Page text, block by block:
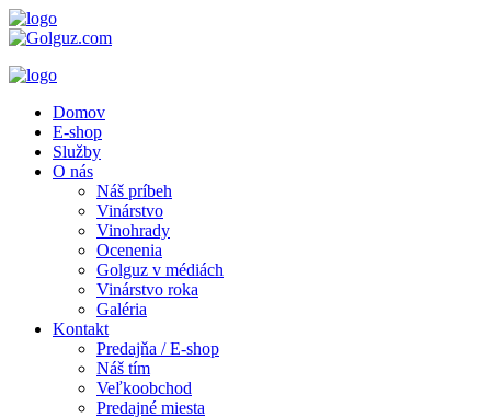
Domov
E-shop
Služby
O nás
Náš príbeh
Vinárstvo
Vinohrady
Ocenenia
Golguz v médiách
Vinárstvo roka
Galéria
Kontakt
Predajňa / E-shop
Náš tím
Veľkoobchod
Predajné miesta